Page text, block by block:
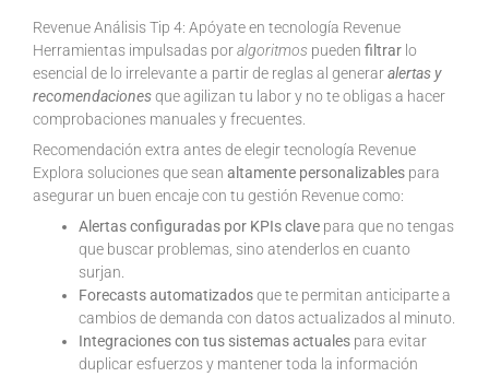
Revenue Análisis Tip 4: Apóyate en tecnología Revenue
Herramientas impulsadas poralgoritmos pueden filtrar lo
esencial de lo irrelevante a partir de reglas al generaralertas y
recomendacionesque agilizan tu labor y no te obligas a hacer
comprobaciones manuales y frecuentes.
Recomendación extra antes de elegir tecnología Revenue
Explora soluciones que sean altamente personalizables para
asegurar un buen encaje con tu gestión Revenue como:
Alertas configuradas por KPIs clave para que no tengas
que buscar problemas, sino atenderlos en cuanto
surjan.
Forecasts automatizadosque te permitan anticiparte a
cambios de demanda con datos actualizados al minuto.
Integraciones con tus sistemas actuales para evitar
duplicar esfuerzos y mantener toda la información